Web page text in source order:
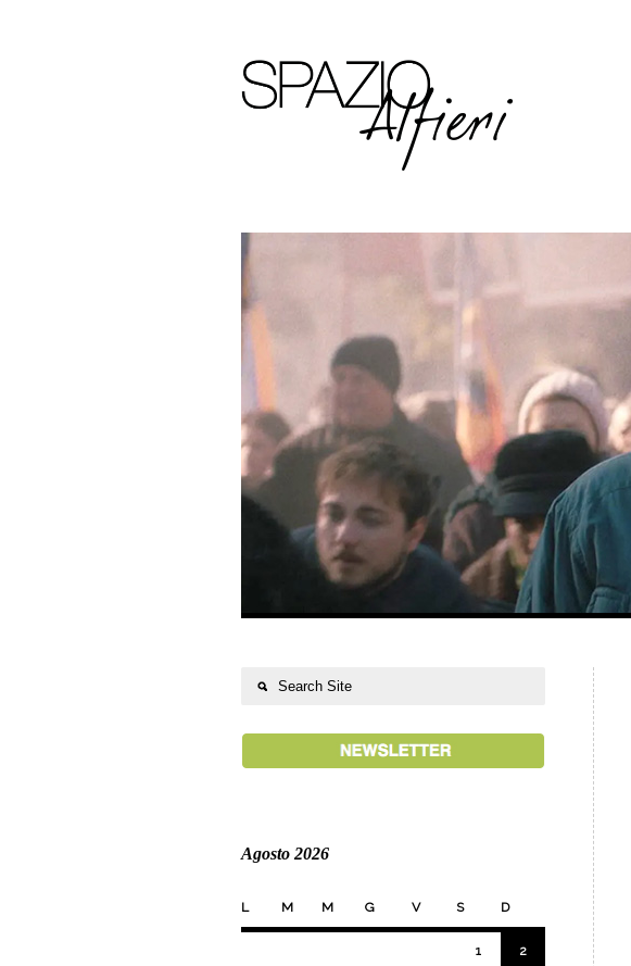
Agosto 2026
L M M G V S D
1 2